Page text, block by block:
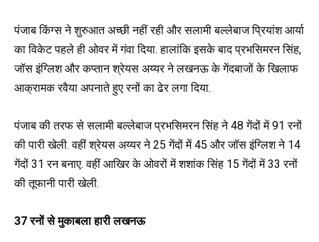
पंजाब किंग्स ने शुरुआत अच्छी नहीं रही और सलामी बल्लेबाज प्रियांश आर्या
का विकेट पहले ही ओवर में गंवा दिया. हालांकि इसके बाद प्रभसिमरन सिंह,
जॉस इंग्लिश और कप्तान श्रेयस अय्यर ने लखनऊ के गेंदबाजों के खिलाफ
आक्रामक रवैया अपनाते हुए रनों का ढेर लगा दिया.
पंजाब की तरफ से सलामी बल्लेबाज प्रभसिमरन सिंह ने 48 गेंदों में 91 रनों
की पारी खेली. वहीं श्रेयस अय्यर ने 25 गेंदों में 45 और जॉस इंग्लिश ने 14
गेंदों 31 रन बनाए. वहीं आखिर के ओवरों में शशांक सिंह 15 गेंदों में 33 रनों
की तूफानी पारी खेली.
37 रनों से मुकाबला हारी लखनऊ